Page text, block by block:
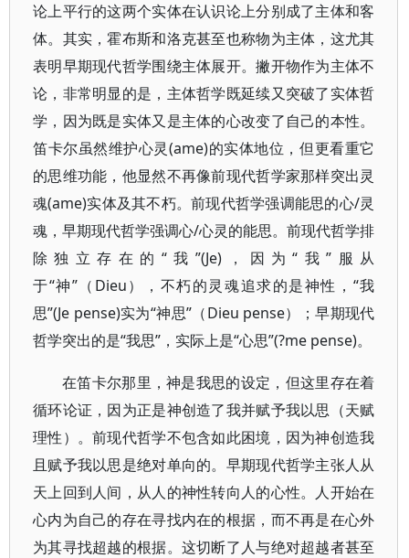
论上平行的这两个实体在认识论上分别成了主体和客
体。其实，霍布斯和洛克甚至也称物为主体，这尤其
表明早期现代哲学围绕主体展开。撇开物作为主体不
论，非常明显的是，主体哲学既延续又突破了实体哲
学，因为既是实体又是主体的心改变了自己的本性。
笛卡尔虽然维护心灵(ame)的实体地位，但更看重它
的思维功能，他显然不再像前现代哲学家那样突出灵
魂(ame)实体及其不朽。前现代哲学强调能思的心/灵
魂，早期现代哲学强调心/心灵的能思。前现代哲学排
除独立存在的“我”(Je)，因为“我”服从
于“神”（Dieu），不朽的灵魂追求的是神性，“我
思”(Je pense)实为“神思”（Dieu pense）；早期现代
哲学突出的是“我思”，实际上是“心思”(?me pense)。
在笛卡尔那里，神是我思的设定，但这里存在着
循环论证，因为正是神创造了我并赋予我以思（天赋
理性）。前现代哲学不包含如此困境，因为神创造我
且赋予我以思是绝对单向的。早期现代哲学主张人从
天上回到人间，从人的神性转向人的心性。人开始在
心内为自己的存在寻找内在的根据，而不再是在心外
为其寻找超越的根据。这切断了人与绝对超越者甚至